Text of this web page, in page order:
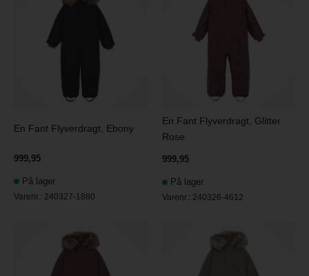
En Fant Flyverdragt, Ebony
999,95
På lager
Varenr.: 240327-1880
En Fant Flyverdragt, Glitter
Rose
999,95
På lager
Varenr.: 240326-4612